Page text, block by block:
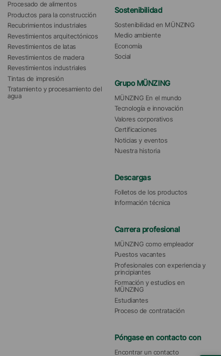
Procesado de alimentos
Productos para la construcción
Recubrimientos industriales
Revestimientos arquitectónicos
Revestimientos de latas
Revestimientos de madera
Revestimientos industriales
Tintas de impresión
Tratamiento y procesamiento del
agua
Sostenibilidad
Sostenibilidad en MÜNZING
Medio ambiente
Economía
Social
Grupo MÜNZING
MÜNZING En el mundo
Tecnología e innovación
Valores corporativos
Certificaciones
Noticias y eventos
Nuestra historia
Descargas
Folletos de los productos
Información técnica
Carrera profesional
MÜNZING como empleador
Puestos vacantes
Profesionales con experiencia y
principiantes
Formación y estudios en
MÜNZING
Estudiantes
Proceso de contratación
Póngase en contacto con
Encontrar un contacto